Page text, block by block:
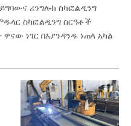
ሪንግሎክ ስካፎልዲንግ
ስካፎልዲንግ ስርዓቶች
ነገር በእያንዳንዱ ነጠላ አካል